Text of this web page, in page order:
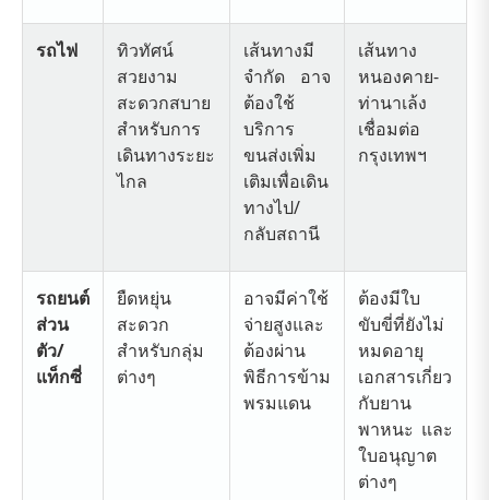
รถไฟ
ทิวทัศน์
สวยงาม
สะดวกสบาย
สำหรับการ
เดินทางระยะ
ไกล
เส้นทางมี
จำกัด อาจ
ต้องใช้
บริการ
ขนส่งเพิ่ม
เติมเพื่อเดิน
ทางไป/
กลับสถานี
เส้นทาง
หนองคาย-
ท่านาเล้ง
เชื่อมต่อ
กรุงเทพฯ
รถยนต์
ส่วน
ตัว/
แท็กซี่
ยืดหยุ่น
สะดวก
สำหรับกลุ่ม
ต่างๆ
อาจมีค่าใช้
จ่ายสูงและ
ต้องผ่าน
พิธีการข้าม
พรมแดน
ต้องมีใบ
ขับขี่ที่ยังไม่
หมดอายุ
เอกสารเกี่ยว
กับยาน
พาหนะ และ
ใบอนุญาต
ต่างๆ